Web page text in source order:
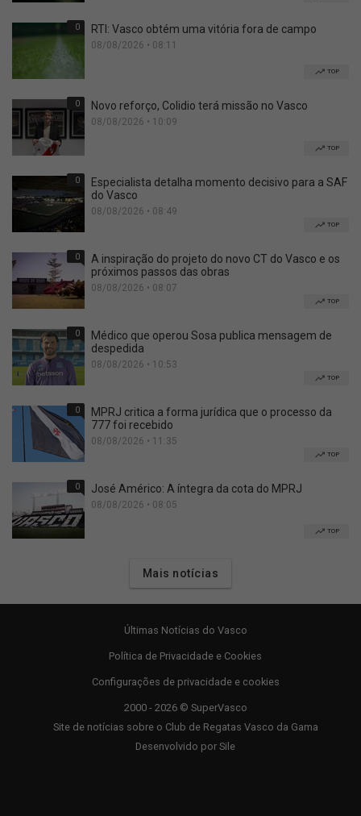
0 RTI: Vasco obtém uma vitória fora de campo
08/08/2026 • 08:11
TOP
0 Novo reforço, Colidio terá missão no Vasco
08/08/2026 • 10:09
TOP
0
Especialista detalha momento decisivo para a SAF
do Vasco
08/08/2026 • 08:49
TOP
0
A inspiração do projeto do novo CT do Vasco e os
próximos passos das obras
08/08/2026 • 08:07
TOP
0
Médico que operou Sosa publica mensagem de
despedida
08/08/2026 • 10:53
TOP
0
MPRJ critica a forma jurídica que o processo da
777 foi recebido
08/08/2026 • 11:35
TOP
0 José Américo: A íntegra da cota do MPRJ
08/08/2026 • 08:05
TOP
Mais notícias
Últimas Notícias do Vasco
Política de Privacidade e Cookies
Configurações de privacidade e cookies
2000 - 2026 © SuperVasco
Site de notícias sobre o Club de Regatas Vasco da Gama
Desenvolvido por Sile